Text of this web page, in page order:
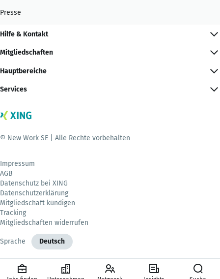
Presse
Hilfe & Kontakt
Mitgliedschaften
Hauptbereiche
Services
© New Work SE | Alle Rechte vorbehalten
Impressum
AGB
Datenschutz bei XING
Datenschutzerklärung
Mitgliedschaft kündigen
Tracking
Mitgliedschaften widerrufen
Sprache Deutsch